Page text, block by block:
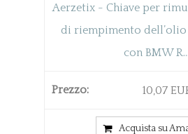
Aerzetix - Chiave per
di riempimento
con BMW R...
10,07
Acquista su